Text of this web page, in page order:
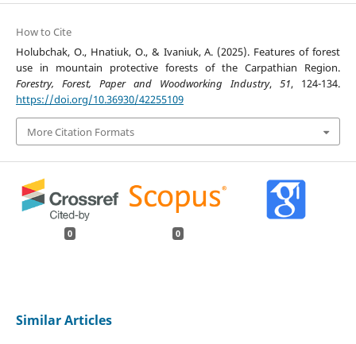
How to Cite
Holubchak, O., Hnatiuk, O., & Ivaniuk, A. (2025). Features of forest
use in mountain protective forests of the Carpathian Region.
Forestry, Forest, Paper and Woodworking Industry,51, 124-134.
https://doi.org/10.36930/42255109
More Citation Formats
0 0
Similar Articles